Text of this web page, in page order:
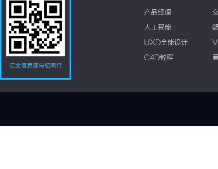
江北信息港与您同行
产品经理
人工智能
UXD全能设计
C4D教程